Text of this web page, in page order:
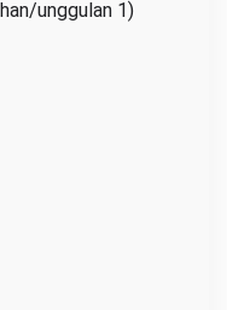
unggulan 1)